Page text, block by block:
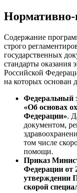
Нормативно-
Содержание
строго
государственных
стандарты
Российской
на которых основан
Федеральный
«Об основах
Федерации».
документом,
том числе
помощи.
Приказ
Федерации от
утверждении
скорой